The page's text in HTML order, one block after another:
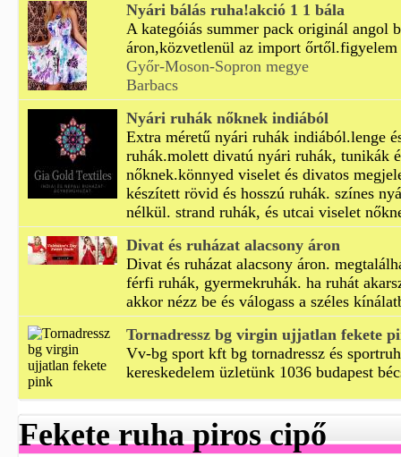
Nyári bálás ruha!akció 1 1 bála
A kategóiás summer pack originál angol
áron,közvetlenül az import
Győr-Moson-Sopron megye
Barbacs
Nyári ruhák nőknek indiából
Extra méretű nyári ruhák indiából.lenge
ruhák.molett divatú nyári ruhák, tunikák
nőknek.könnyed viselet és divatos
készített rövid és hosszú ruhák. színes
nélkül. strand ruhák, és utcai viselet
Divat és ruházat alacsony áron
Divat és ruházat alacsony áron.
férfi ruhák, gyermekruhák. ha ruhát
akkor nézz be és válogass a széles
Tornadressz bg virgin ujjatlan fekete
Vv-bg sport kft bg tornadressz és
kereskedelem üzletünk 1036 budapest
Fekete ruha piros cipő